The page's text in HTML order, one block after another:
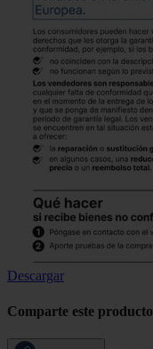
Descargar
Comparte este producto